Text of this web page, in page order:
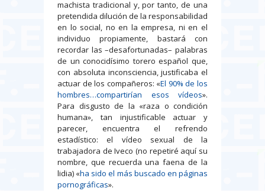
machista tradicional y, por tanto, de una
pretendida dilución de la responsabilidad
en lo social, no en la empresa, ni en el
individuo propiamente, bastará con
recordar las –desafortunadas– palabras
de un conocidísimo torero español que,
con absoluta inconsciencia, justificaba el
actuar de los compañeros: «El 90% de los
hombres…compartirían esos vídeos».
Para disgusto de la «raza o condición
humana», tan injustificable actuar y
parecer, encuentra el refrendo
estadístico: el vídeo sexual de la
trabajadora de Iveco (no repetiré aquí su
nombre, que recuerda una faena de la
lidia) «ha sido el más buscado en páginas
pornográficas».